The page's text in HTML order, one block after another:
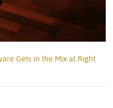
Gets in the Mix at Right